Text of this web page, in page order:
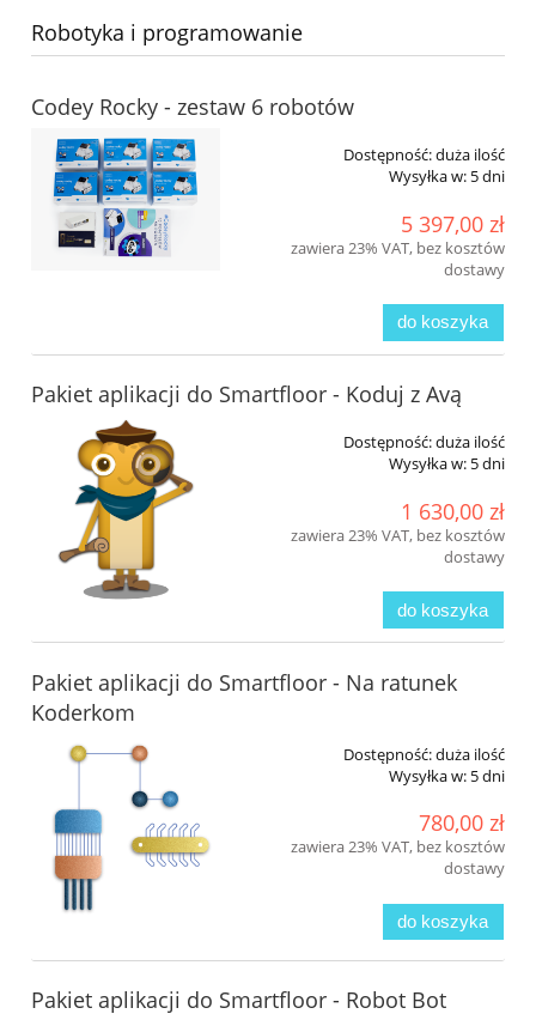
Robotyka i programowanie
Codey Rocky - zestaw 6 robotów
Dostępność:duża ilość
Wysyłka w: 5 dni
5 397,00 zł
zawiera 23% VAT, bez kosztów
dostawy
do koszyka
Pakiet aplikacji do Smartfloor - Koduj z Avą
Dostępność:duża ilość
Wysyłka w: 5 dni
1 630,00 zł
zawiera 23% VAT, bez kosztów
dostawy
do koszyka
Pakiet aplikacji do Smartfloor - Na ratunek
Koderkom
Dostępność:duża ilość
Wysyłka w: 5 dni
780,00 zł
zawiera 23% VAT, bez kosztów
dostawy
do koszyka
Pakiet aplikacji do Smartfloor - Robot Bot